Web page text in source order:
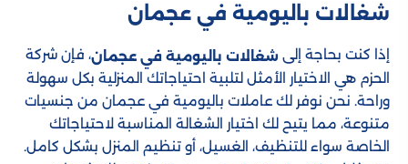
شغالات باليومية في عجمان
إذا كنت بحاجة إلى شغالات باليومية في عجمان، فإن شركة
الحزم هي الاختيار الأمثل لتلبية احتياجاتك المنزلية بكل سهولة
وراحة. نحن نوفر لك عاملات باليومية في عجمان من جنسيات
متنوعة، مما يتيح لك اختيار الشغالة المناسبة لاحتياجاتك
الخاصة سواء للتنظيف، الغسيل، أو تنظيم المنزل بشكل كامل.